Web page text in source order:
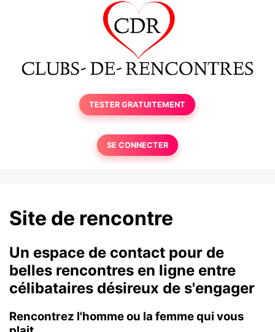
TESTER GRATUITEMENT
SE CONNECTER
Site de rencontre
Un espace de contact pour de
belles rencontres en ligne entre
célibataires désireux de s'engager
Rencontrez l'homme ou la femme qui vous